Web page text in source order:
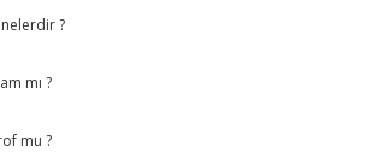
nelerdir ?
mı ?
mu ?